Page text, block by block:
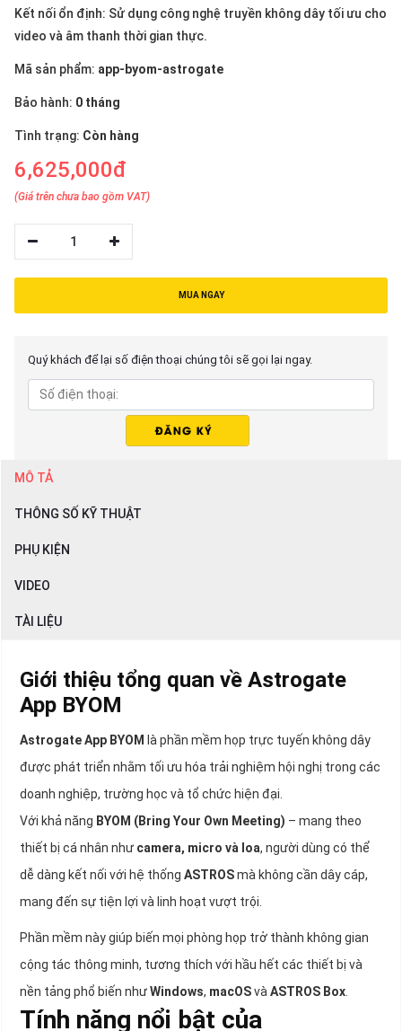
Kết nối ổn định: Sử dụng công nghệ truyền không dây tối ưu cho
video và âm thanh thời gian thực.
Mã sản phẩm: app-byom-astrogate
Bảo hành: 0 tháng
Tình trạng: Còn hàng
6,625,000đ
(Giá trên chưa bao gồm VAT)
1
MUA NGAY
Quý khách để lại số điện thoại chúng tôi sẽ gọi lại ngay.
MÔ TẢ
THÔNG SỐ KỸ THUẬT
PHỤ KIỆN
VIDEO
TÀI LIỆU
Giới thiệu tổng quan về Astrogate
App BYOM
Astrogate App BYOM là phần mềm họp trực tuyến không dây
được phát triển nhằm tối ưu hóa trải nghiệm hội nghị trong các
doanh nghiệp, trường học và tổ chức hiện đại.
Với khả năng BYOM (Bring Your Own Meeting) – mang theo
thiết bị cá nhân như camera, micro và loa, người dùng có thể
dễ dàng kết nối với hệ thống ASTROSmà không cần dây cáp,
mang đến sự tiện lợi và linh hoạt vượt trội.
Phần mềm này giúp biến mọi phòng họp trở thành không gian
cộng tác thông minh, tương thích với hầu hết các thiết bị và
nền tảng phổ biến nhưWindows, macOSvà ASTROS Box
Tính năng nổi bật của